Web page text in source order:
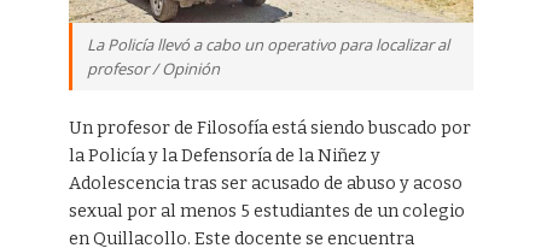
La Policía llevó a cabo un operativo para localizar al
profesor / Opinión
Un profesor de Filosofía está siendo buscado por
la Policía y la Defensoría de la Niñez y
Adolescencia tras ser acusado de abuso y acoso
sexual por al menos 5 estudiantes de un colegio
en Quillacollo. Este docente se encuentra